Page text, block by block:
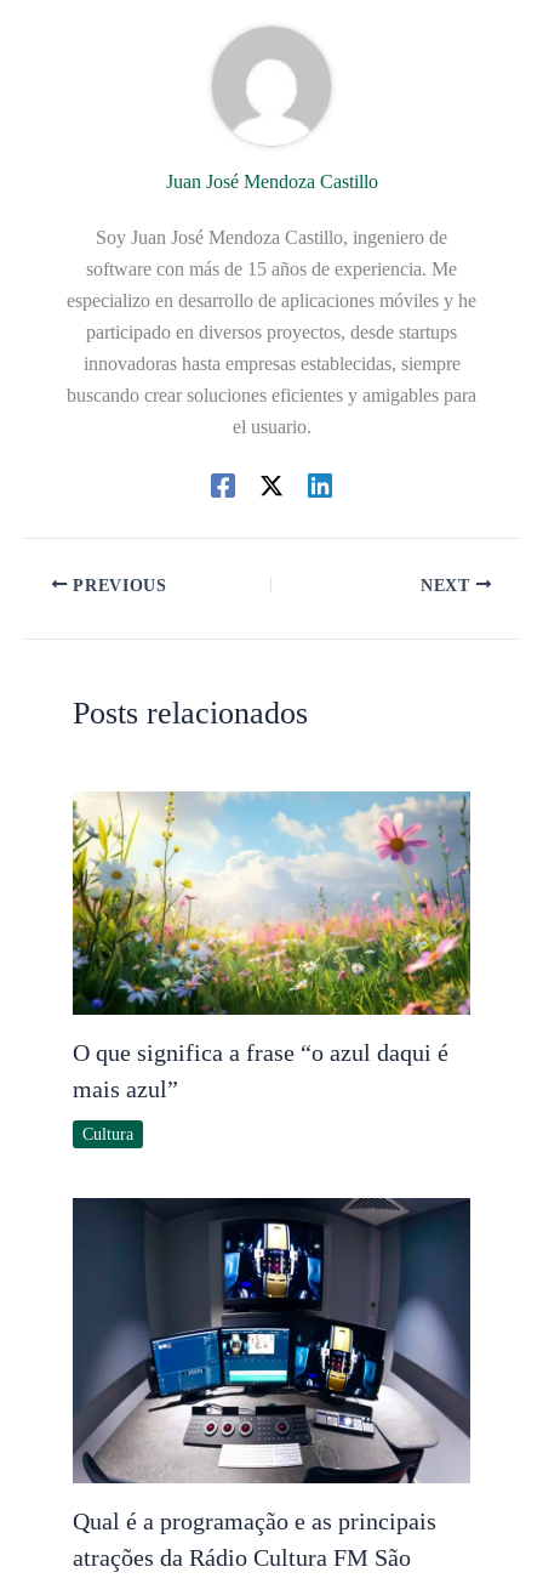
Juan José Mendoza Castillo
Soy Juan José Mendoza Castillo, ingeniero de
software con más de 15 años de experiencia. Me
especializo en desarrollo de aplicaciones móviles y he
participado en diversos proyectos, desde startups
innovadoras hasta empresas establecidas, siempre
buscando crear soluciones eficientes y amigables para
el usuario.
PREVIOUS NEXT
Posts relacionados
O que significa a frase “o azul daqui é
mais azul”
Cultura
Qual é a programação e as principais
atrações da Rádio Cultura FM São